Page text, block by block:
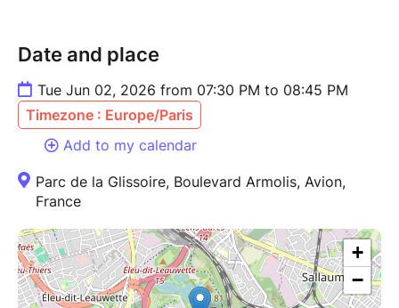
Date and place
Tue Jun 02, 2026 from 07:30 PM to 08:45 PM
Timezone : Europe/Paris
Add to my calendar
Parc de la Glissoire, Boulevard Armolis, Avion,
France
+
−